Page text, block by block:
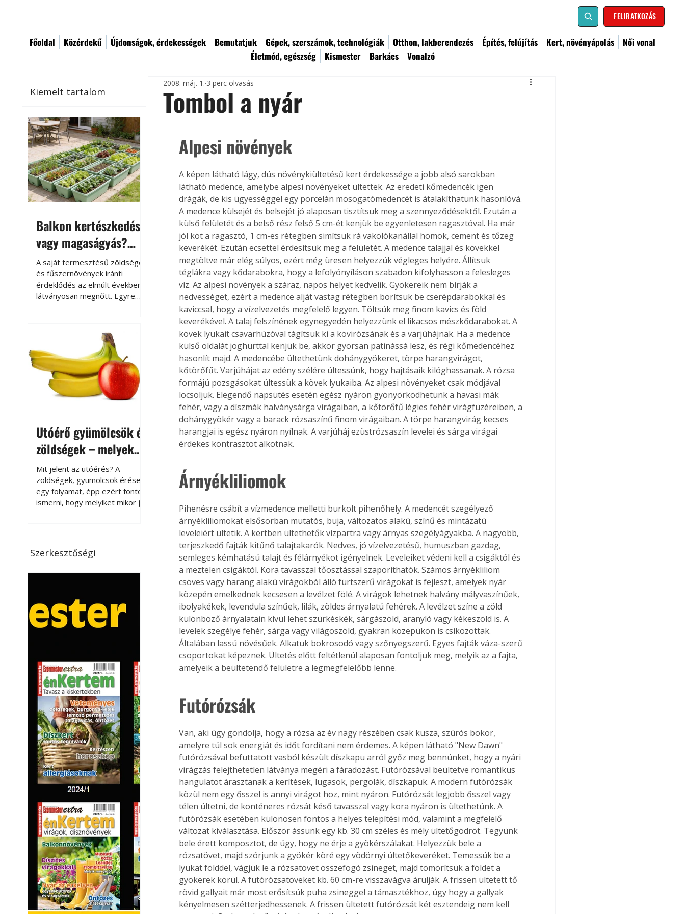
FELIRATKOZÁS
Főoldal Közérdekű Újdonságok, érdekességek Bemutatjuk Gépek, szerszámok, technológiák Otthon, lakberendezés Építés, felújítás Kert, növényápolás
Női vonal
Életmód, egészség
Kismester Barkács Vonalzó
Kiemelt tartalom
Balkon kertészkedés
vagy magaságyás?
Helytakarékos
kertészkedés
A saját termesztésű zöldségek
és fűszernövények iránti
érdeklődés az elmúlt években
látványosan megnőtt. Egyre
kertészkedés sokak számára
kikapcsolódást és feltöltődést
is jelent.
Utóérő gyümölcsök és
zöldségek – melyek
érnek tovább leszedés
után?
Mit jelent az utóérés? A
zöldségek, gyümölcsök érése
egy folyamat, épp ezért fontos
ismerni, hogy melyiket mikor jó
paradicsomot sokszor
gazdasági érettségben, azaz
Utóérik eközben, de nem lesz
olyan ízű, mint amit a saját
kertünkben, biológiai
tárolható h
Szerkesztőségi
Tombol a nyár
2008. máj. 1. 3 perc olvasás
Alpesi növények
A képen látható lágy, dús növénykiültetésű kert érdekessége a jobb alsó sarokban
látható medence, amelybe alpesi növényeket ültettek. Az eredeti kőmedencék igen
drágák, de kis ügyességgel egy porcelán mosogatómedencét is átalakíthatunk hasonlóvá.
A medence külsejét és belsejét jó alaposan tisztítsuk meg a szennyeződésektől. Ezután a
külső felületét és a belső rész felső 5 cm-ét kenjük be egyenletesen ragasztóval. Ha már
jól köt a ragasztó, 1 cm-es rétegben simítsuk rá vakolókanállal homok, cement és tőzeg
keverékét. Ezután ecsettel érdesítsük meg a felületét. A medence talajjal és kövekkel
megtöltve már elég súlyos, ezért még üresen helyezzük végleges helyére. Állítsuk
téglákra vagy kődarabokra, hogy a lefolyónyíláson szabadon kifolyhasson a felesleges
víz. Az alpesi növények a száraz, napos helyet kedvelik. Gyökereik nem bírják a
nedvességet, ezért a medence alját vastag rétegben borítsuk be cserépdarabokkal és
kaviccsal, hogy a vízelvezetés megfelelő legyen. Töltsük meg finom kavics és föld
keverékével. A talaj felszínének egynegyedén helyezzünk el likacsos mészkődarabokat. A
kövek lyukait csavarhúzóval tágítsuk ki a kövirózsának és a varjúhájnak. Ha a medence
külső oldalát joghurttal kenjük be, akkor gyorsan patinássá lesz, és régi kőmedencéhez
hasonlít majd. A medencébe ültethetünk dohánygyökeret, törpe harangvirágot,
kőtörőfűt. Varjúhájat az edény szélére ültessünk, hogy hajtásaik kilóghassanak. A rózsa
formájú pozsgásokat ültessük a kövek lyukaiba. Az alpesi növényeket csak módjával
locsoljuk. Elegendő napsütés esetén egész nyáron gyönyörködhetünk a havasi mák
fehér, vagy a díszmák halványsárga virágaiban, a kőtörőfű légies fehér virágfüzéreiben, a
dohánygyökér vagy a barack rózsaszínű finom virágaiban. A törpe harangvirág kecses
harangjai is egész nyáron nyílnak. A varjúháj ezüstrózsaszín levelei és sárga virágai
érdekes kontrasztot alkotnak.
Árnyékliliomok
Pihenésre csábít a vízmedence melletti burkolt pihenőhely. A medencét szegélyező
árnyékliliomokat elsősorban mutatós, buja, változatos alakú, színű és mintázatú
leveleiért ültetik. A kertben ültethetők vízpartra vagy árnyas szegélyágyakba. A nagyobb,
terjeszkedő fajták kitűnő talajtakarók. Nedves, jó vízelvezetésű, humuszban gazdag,
semleges kémhatású talajt és félárnyékot igényelnek. Leveleiket védeni kell a csigáktól és
a meztelen csigáktól. Kora tavasszal tőosztással szaporíthatók. Számos árnyékliliom
csöves vagy harang alakú virágokból álló fürtszerű virágokat is fejleszt, amelyek nyár
közepén emelkednek kecsesen a levélzet fölé. A virágok lehetnek halvány mályvaszínűek,
ibolyakékek, levendula színűek, lilák, zöldes árnyalatú fehérek. A levélzet színe a zöld
különböző árnyalatain kívül lehet szürkéskék, sárgászöld, aranyló vagy kékeszöld is. A
levelek szegélye fehér, sárga vagy világoszöld, gyakran közepükön is csíkozottak.
Általában lassú növésűek. Alkatuk bokrosodó vagy szőnyegszerű. Egyes fajták váza-szerű
csoportokat képeznek. Ültetés előtt feltétlenül alaposan fontoljuk meg, melyik az a fajta,
amelyeik a beültetendő felületre a legmegfelelőbb lenne.
Futórózsák
Van, aki úgy gondolja, hogy a rózsa az év nagy részében csak kusza, szúrós bokor,
amelyre túl sok energiát és időt fordítani nem érdemes. A képen látható "New Dawn"
futórózsával befuttatott vasból készült díszkapu arról győz meg bennünket, hogy a nyári
virágzás felejthetetlen látványa megéri a fáradozást. Futórózsával beültetve romantikus
hangulatot árasztanak a kerítések, lugasok, pergolák, díszkapuk. A modern futórózsák
közül nem egy ősszel is annyi virágot hoz, mint nyáron. Futórózsát legjobb ősszel vagy
télen ültetni, de konténeres rózsát késő tavasszal vagy kora nyáron is ültethetünk. A
futórózsák esetében különösen fontos a helyes telepítési mód, valamint a megfelelő
változat kiválasztása. Először ássunk egy kb. 30 cm széles és mély ültetőgödröt. Tegyünk
bele érett komposztot, de úgy, hogy ne érje a gyökérszálakat. Helyezzük bele a
rózsatövet, majd szórjunk a gyökér köré egy vödörnyi ültetőkeveréket. Temessük be a
lyukat földdel, vágjuk le a rózsatövet összefogó zsineget, majd tömörítsük a földet a
gyökerek körül. A futórózsatöveket kb. 60 cm-re visszavágva árulják. A frissen ültetett tő
rövid gallyait már most erősítsük puha zsineggel a támasztékhoz, úgy hogy a gallyak
kényelmesen szétterjedhessenek. A frissen ültetett futórózsát két esztendeig nem kell